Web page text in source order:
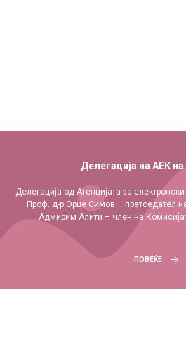
на директорот на АЕК во
Global
Ми претставуваше особено
Jaroslaw K. Ponder за време на AI for
High-Level Event во Женева. Имавме